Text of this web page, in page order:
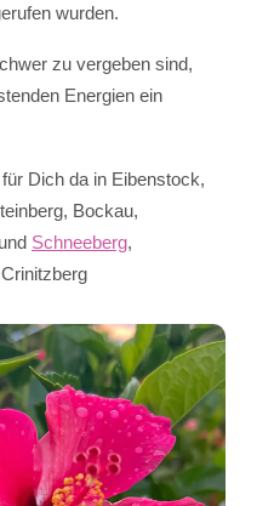
wurden.
zu vergeben sind,
Energien ein
Dich da in Eibenstock,
Bockau,
Schneeberg,